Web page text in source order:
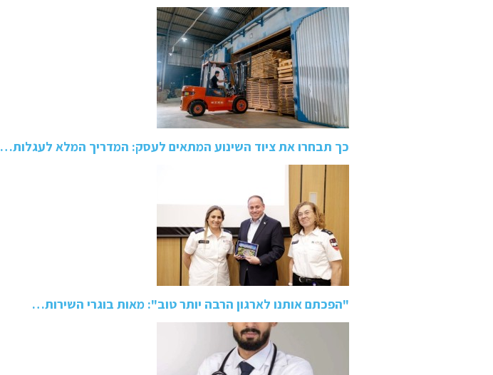
כך תבחרו את ציוד השינוע המתאים לעסק: המדריך המלא לעגלות…
"הפכתם אותנו לארגון הרבה יותר טוב": מאות בוגרי השירות…